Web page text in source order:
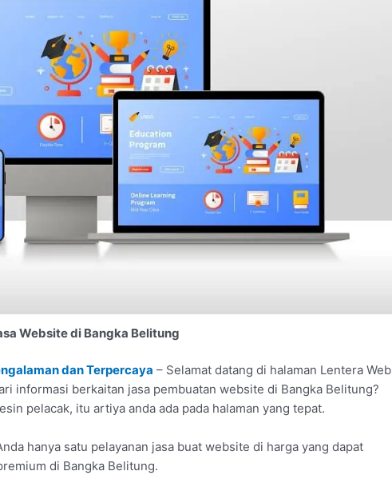
Website di Bangka Belitung
dan Terpercaya – Selamat datang di halaman Lentera Web
informasi berkaitan jasa pembuatan website di Bangka Belitung?
pelacak, itu artiya anda ada pada halaman yang tepat.
hanya satu pelayanan jasa buat website di harga yang dapat
di Bangka Belitung.